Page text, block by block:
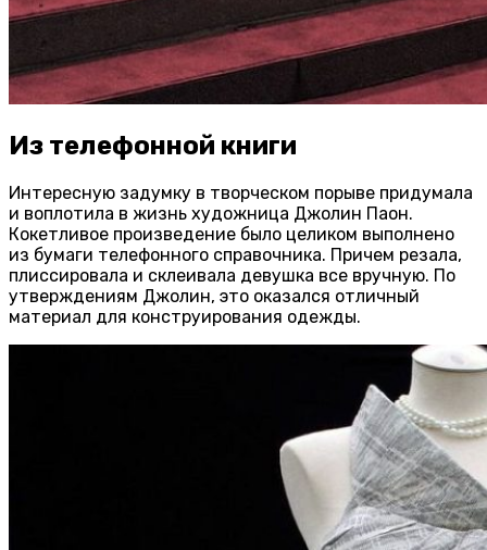
Из телефонной книги
Интересную задумку в творческом порыве придумала
и воплотила в жизнь художница Джолин Паон.
Кокетливое произведение было целиком выполнено
из бумаги телефонного справочника. Причем резала,
плиссировала и склеивала девушка все вручную. По
утверждениям Джолин, это оказался отличный
материал для конструирования одежды.